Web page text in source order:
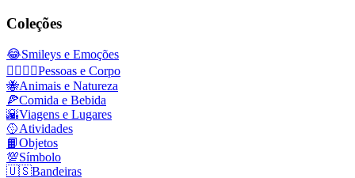
Coleções
😂Smileys e Emoções
👩‍❤️‍💋‍👨Pessoas e Corpo
🐝Animais e Natureza
🍕Comida e Bebida
🌇Viagens e Lugares
🥎Atividades
📙Objetos
💯Símbolo
🇺🇸Bandeiras